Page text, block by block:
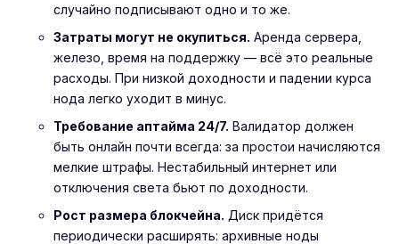
случайно подписывают одно и то же.
Затраты могут не окупиться. Аренда сервера,
железо, время на поддержку — всё это реальные
расходы. При низкой доходности и падении курса
нода легко уходит в минус.
Требование аптайма 24/7. Валидатор должен
быть онлайн почти всегда: за простои начисляются
мелкие штрафы. Нестабильный интернет или
отключения света бьют по доходности.
Рост размера блокчейна. Диск придётся
периодически расширять: архивные ноды